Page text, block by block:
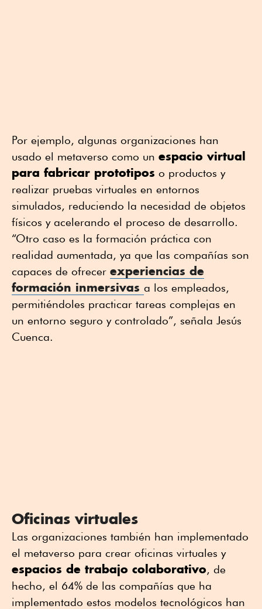
Por ejemplo, algunas organizaciones han
usado el metaverso como un espacio virtual
para fabricar prototipos o productos y
realizar pruebas virtuales en entornos
simulados, reduciendo la necesidad de objetos
físicos y acelerando el proceso de desarrollo.
“Otro caso es la formación práctica con
realidad aumentada, ya que las compañías son
capaces de ofrecer experiencias de
formación inmersivas a los empleados,
permitiéndoles practicar tareas complejas en
un entorno seguro y controlado”, señala Jesús
Cuenca.
Oficinas virtuales
Las organizaciones también han implementado
el metaverso para crear oficinas virtuales y
espacios de trabajo colaborativo, de
hecho, el 64% de las compañías que ha
implementado estos modelos tecnológicos han